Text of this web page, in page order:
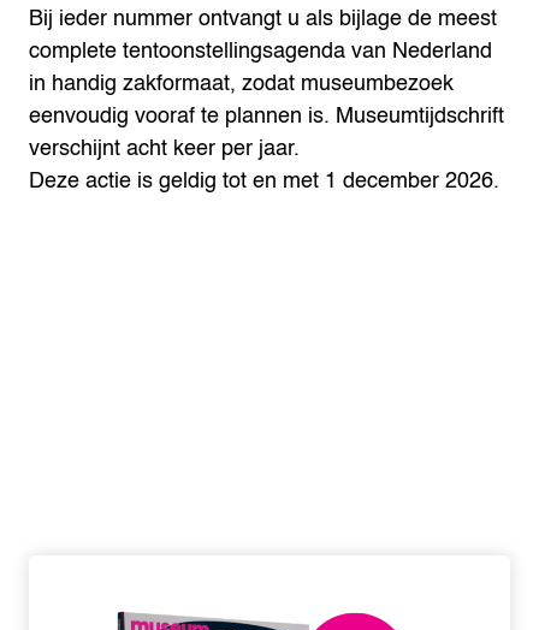
Bij ieder nummer ontvangt u als bijlage de meest
complete tentoonstellingsagenda van Nederland
in handig zakformaat, zodat museumbezoek
eenvoudig vooraf te plannen is. Museumtijdschrift
verschijnt acht keer per jaar.
Deze actie is geldig tot en met 1 december 2026.